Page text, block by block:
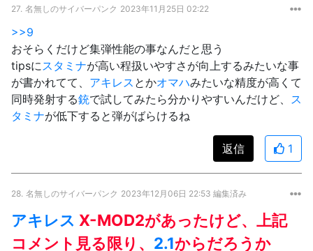
27. 名無しのサイバーパンク 2023年11月25日 02:22
>>9
おそらくだけど集弾性能の事なんだと思う
tipsに スタミナが高い程扱いやすさが向上するみたいな事
が書かれてて、 アキレス とかオマハみたいな精度が高くて
同時発射する銃で試してみたら分かりやすいんだけど、 ス
タミナが低下すると弾がばらけるね
返信 1
28. 名無しのサイバーパンク 2023年12月06日 22:53 編集済み
アキレス X-MOD2があったけど、上記
コメント見る限り、 2.1からだろうか